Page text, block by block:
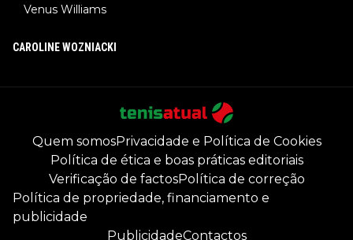
Venus Williams
CAROLINE WOZNIACKI
Quem somosPrivacidade e Política de Cookies
Política de ética e boas práticas editoriais
Verificação de factosPolítica de correção
Política de propriedade, financiamento e
publicidade
PublicidadeContactos